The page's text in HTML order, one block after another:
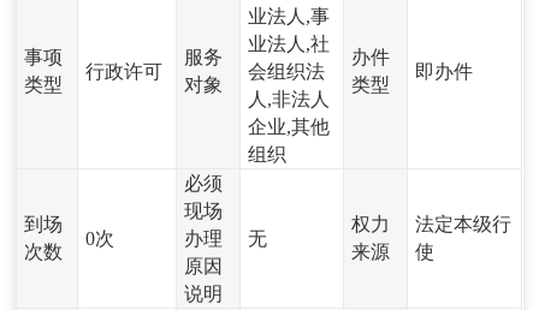
事项
类型
行政许可
服务
对象
业法人,事
业法人,社
会组织法
人,非法人
企业,其他
组织
办件
类型
即办件
到场
次数
0次
必须
现场
办理
原因
说明
无
权力
来源
法定本级行
使